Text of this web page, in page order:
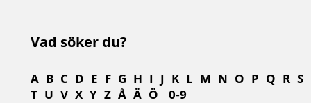
Vad söker du?
A B C D E F G H I J K L M N O P Q R S
T U V X Y Z Å Ä Ö 0‑9